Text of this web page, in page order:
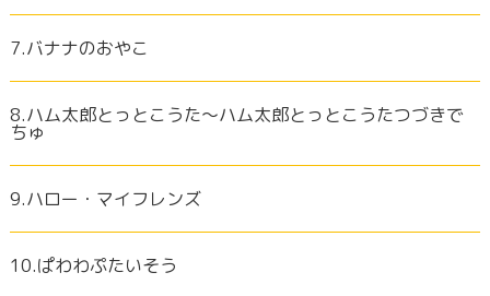
7.バナナのおやこ
8.ハム太郎とっとこうた～ハム太郎とっとこうたつづきで
ちゅ
9.ハロー・マイフレンズ
10.ぱわわぷたいそう